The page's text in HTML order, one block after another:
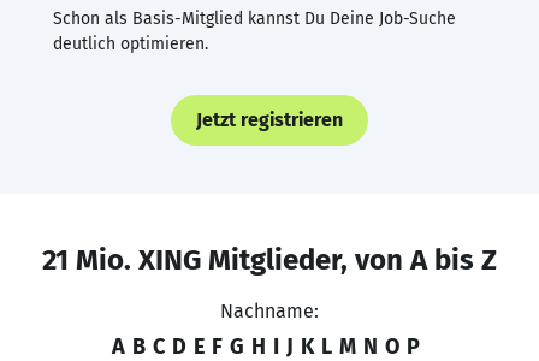
Schon als Basis-Mitglied kannst Du Deine Job-Suche
deutlich optimieren.
Jetzt registrieren
21 Mio. XING Mitglieder, von A bis Z
Nachname:
A B C D E F G H I J K L M N O P